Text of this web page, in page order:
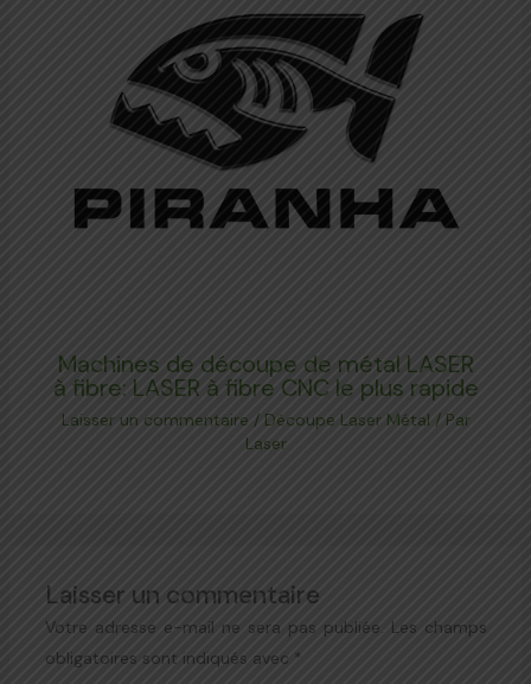
Machines de découpe de métal LASER
à fibre: LASER à fibre CNC le plus rapide
Laisser un commentaire / Découpe Laser Métal / Par
Laser
Laisser un commentaire
Votre adresse e-mail ne sera pas publiée.
Les champs
obligatoires sont indiqués avec *